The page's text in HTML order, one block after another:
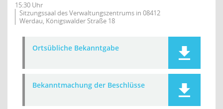
15:30 Uhr
Sitzungssaal des Verwaltungszentrums in 08412
Werdau, Königswalder Straße 18
Ortsübliche Bekanntgabe
Bekanntmachung der Beschlüsse